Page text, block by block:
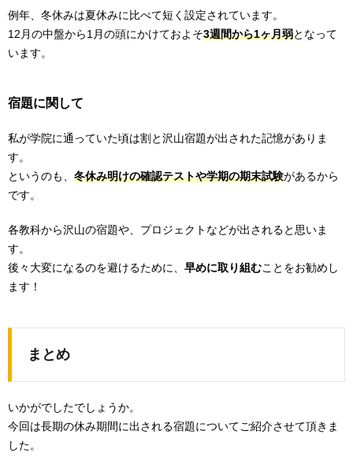
例年、冬休みは夏休みに比べて短く設定されています。
12月の中盤から1月の頭にかけておよそ3週間から1ヶ月弱となって
います。
宿題に関して
私が学院に通っていた頃は割と沢山宿題が出された記憶がありま
す。
というのも、 冬休み明けの確認テストや学期の期末試験があるから
です。
各教科から沢山の宿題や、プロジェクトなどが出されると思いま
す。
後々大変になるのを避けるために、 早めに取り組むことをお勧めし
ます！
まとめ
いかがでしたでしょうか。
今回は長期の休み期間に出される宿題についてご紹介させて頂きま
した。